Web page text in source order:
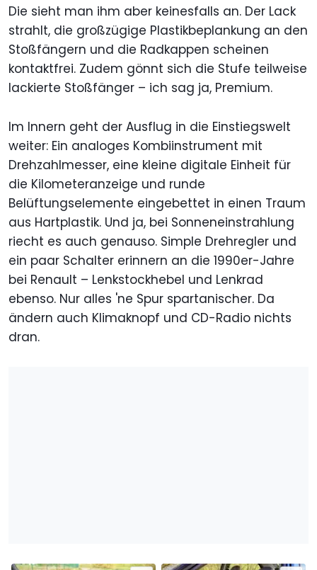
Die sieht man ihm aber keinesfalls an. Der Lack
strahlt, die großzügige Plastikbeplankung an den
Stoßfängern und die Radkappen scheinen
kontaktfrei. Zudem gönnt sich die Stufe teilweise
lackierte Stoßfänger – ich sag ja, Premium.
Im Innern geht der Ausflug in die Einstiegswelt
weiter: Ein analoges Kombiinstrument mit
Drehzahlmesser, eine kleine digitale Einheit für
die Kilometeranzeige und runde
Belüftungselemente eingebettet in einen Traum
aus Hartplastik. Und ja, bei Sonneneinstrahlung
riecht es auch genauso. Simple Drehregler und
ein paar Schalter erinnern an die 1990er-Jahre
bei Renault – Lenkstockhebel und Lenkrad
ebenso. Nur alles 'ne Spur spartanischer. Da
ändern auch Klimaknopf und CD-Radio nichts
dran.